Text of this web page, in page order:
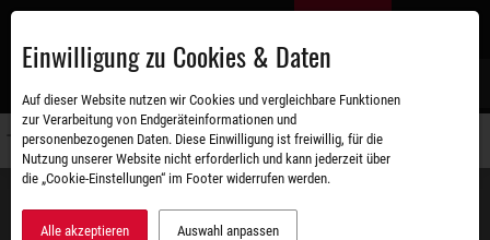
Zum
Einwilligung zu Cookies & Daten
Auf dieser Website nutzen wir Cookies und vergleichbare Funktionen
zur Verarbeitung von Endgeräteinformationen und
personenbezogenen Daten. Diese Einwilligung ist freiwillig, für die
Nutzung unserer Website nicht erforderlich und kann jederzeit über
die „Cookie-Einstellungen“ im Footer widerrufen werden.
Alle akzeptieren Auswahl anpassen